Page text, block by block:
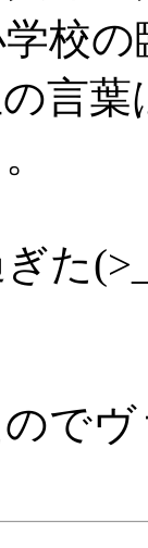
校
言
た
で